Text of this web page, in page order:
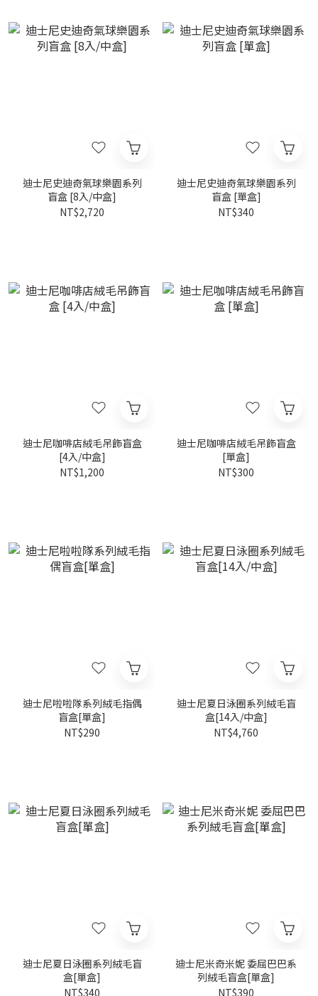
迪士尼史迪奇氣球樂園系列
盲盒 [8入/中盒]
NT$2,720
迪士尼史迪奇氣球樂園系列
盲盒 [單盒]
NT$340
迪士尼咖啡店絨毛吊飾盲盒
[4入/中盒]
NT$1,200
迪士尼咖啡店絨毛吊飾盲盒
[單盒]
NT$300
迪士尼啦啦隊系列絨毛指偶
盲盒[單盒]
NT$290
迪士尼夏日泳圈系列絨毛盲
盒[14入/中盒]
NT$4,760
迪士尼夏日泳圈系列絨毛盲
盒[單盒]
NT$340
迪士尼米奇米妮 委屈巴巴系
列絨毛盲盒[單盒]
NT$390